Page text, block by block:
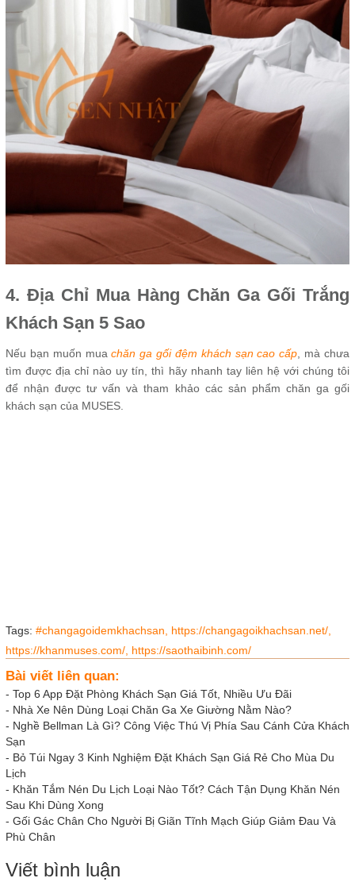
4. Địa Chỉ Mua Hàng Chăn Ga Gối Trắng
Khách Sạn 5 Sao
Nếu bạn muốn muachăn ga gối đệm khách sạn cao cấp, mà chưa
tìm được địa chỉ nào uy tín, thì hãy nhanh tay liên hệ với chúng tôi
để nhận được tư vấn và tham khảo các sản phẩm chăn ga gối
khách sạn của MUSES.
Tags: #changagoidemkhachsan, https://changagoikhachsan.net/,
https://khanmuses.com/, https://saothaibinh.com/
Bài viết liên quan:
- Top 6 App Đặt Phòng Khách Sạn Giá Tốt, Nhiều Ưu Đãi
- Nhà Xe Nên Dùng Loại Chăn Ga Xe Giường Nằm Nào?
- Nghề Bellman Là Gì? Công Việc Thú Vị Phía Sau Cánh Cửa Khách
Sạn
- Bỏ Túi Ngay 3 Kinh Nghiệm Đặt Khách Sạn Giá Rẻ Cho Mùa Du
Lịch
- Khăn Tắm Nén Du Lịch Loại Nào Tốt? Cách Tận Dụng Khăn Nén
Sau Khi Dùng Xong
- Gối Gác Chân Cho Người Bị Giãn Tĩnh Mạch Giúp Giảm Đau Và
Phù Chân
Viết bình luận